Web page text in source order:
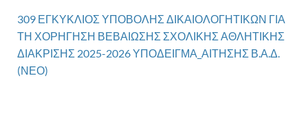
309 ΕΓΚΥΚΛΙΟΣ ΥΠΟΒΟΛΗΣ ΔΙΚΑΙΟΛΟΓΗΤΙΚΩΝ ΓΙΑ
ΤΗ ΧΟΡΗΓΗΣΗ ΒΕΒΑΙΩΣΗΣ ΣΧΟΛΙΚΗΣ ΑΘΛΗΤΙΚΗΣ
ΔΙΑΚΡΙΣΗΣ 2025-2026ΥΠΟΔΕΙΓΜΑ_ΑΙΤΗΣΗΣ Β.Α.Δ.
(ΝΕΟ)